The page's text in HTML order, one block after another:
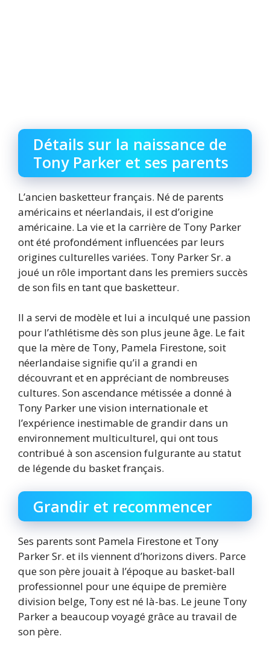
Détails sur la naissance de
Tony Parker et ses parents
L’ancien basketteur français. Né de parents
américains et néerlandais, il est d’origine
américaine. La vie et la carrière de Tony Parker
ont été profondément influencées par leurs
origines culturelles variées. Tony Parker Sr. a
joué un rôle important dans les premiers succès
de son fils en tant que basketteur.
Il a servi de modèle et lui a inculqué une passion
pour l’athlétisme dès son plus jeune âge. Le fait
que la mère de Tony, Pamela Firestone, soit
néerlandaise signifie qu’il a grandi en
découvrant et en appréciant de nombreuses
cultures. Son ascendance métissée a donné à
Tony Parker une vision internationale et
l’expérience inestimable de grandir dans un
environnement multiculturel, qui ont tous
contribué à son ascension fulgurante au statut
de légende du basket français.
Grandir et recommencer
Ses parents sont Pamela Firestone et Tony
Parker Sr. et ils viennent d’horizons divers. Parce
que son père jouait à l’époque au basket-ball
professionnel pour une équipe de première
division belge, Tony est né là-bas. Le jeune Tony
Parker a beaucoup voyagé grâce au travail de
son père.